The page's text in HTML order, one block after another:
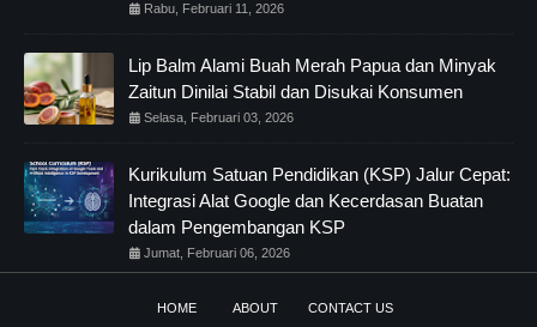
Rabu, Februari 11, 2026
Lip Balm Alami Buah Merah Papua dan Minyak
Zaitun Dinilai Stabil dan Disukai Konsumen
Selasa, Februari 03, 2026
Kurikulum Satuan Pendidikan (KSP) Jalur Cepat:
Integrasi Alat Google dan Kecerdasan Buatan
dalam Pengembangan KSP
Jumat, Februari 06, 2026
HOME ABOUT CONTACT US